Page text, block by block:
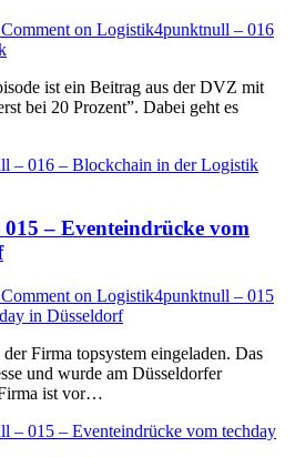
on Logistik4punktnull – 016
ist ein Beitrag aus der DVZ mit
bei 20 Prozent”. Dabei geht es
– 016 – Blockchain in der Logistik
– Eventeindrücke vom
on Logistik4punktnull – 015
in Düsseldorf
Firma topsystem eingeladen. Das
und wurde am Düsseldorfer
ist vor…
– 015 – Eventeindrücke vom techday